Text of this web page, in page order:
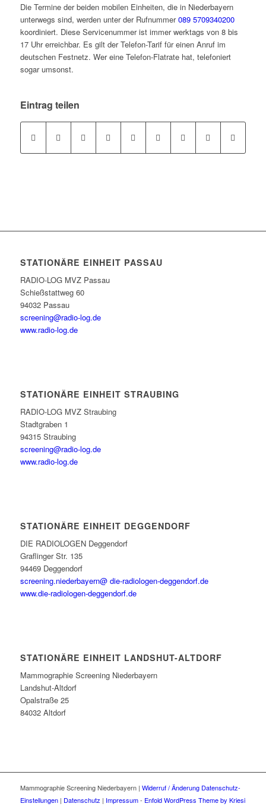
Die Termine der beiden mobilen Einheiten, die in Niederbayern
unterwegs sind, werden unter der Rufnummer089 5709340200
koordiniert. Diese Servicenummer ist immer werktags von 8 bis
17 Uhr erreichbar. Es gilt der Telefon-Tarif für einen Anruf im
deutschen Festnetz. Wer eine Telefon-Flatrate hat, telefoniert
sogar umsonst.
Eintrag teilen
STATIONÄRE EINHEIT PASSAU
RADIO-LOG MVZ Passau
Schießstattweg 60
94032 Passau
screening@radio-log.de
www.radio-log.de
STATIONÄRE EINHEIT STRAUBING
RADIO-LOG MVZ Straubing
Stadtgraben 1
94315 Straubing
screening@radio-log.de
www.radio-log.de
STATIONÄRE EINHEIT DEGGENDORF
DIE RADIOLOGEN Deggendorf
Graflinger Str. 135
94469 Deggendorf
screening.niederbayern@ die-radiologen-deggendorf.de
www.die-radiologen-deggendorf.de
STATIONÄRE EINHEIT LANDSHUT-ALTDORF
Mammographie Screening Niederbayern
Landshut-Altdorf
Opalstraße 25
84032 Altdorf
Mammographie Screening Niederbayern | Widerruf / Änderung Datenschutz-
Einstellungen| Datenschutz | Impressum- Enfold WordPress Theme by Kriesi